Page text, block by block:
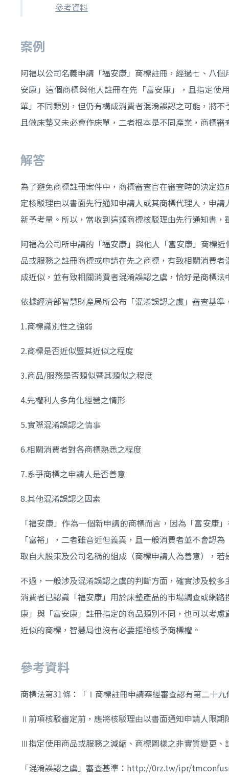
參考資料
案例
阿福以公司名義申請「福安康」商標註冊，經過七、八
安康」這個商標與他人註冊在先「富安康」，且指定使
單」不同類別，但仍有構成消費者混淆誤認之可能，將
且做床墊又未必會作床單，二者根本是不同產業，商標
解答
為了避免商標註冊案件中，商標審查官在審查時的決定
定核駁理由以書面先行通知申請人或其商標代理人，申
新予考量。所以，當收到這類商標核駁理由先行通知書
阿福為公司所申請的「福安康」與他人「富安康」商標
品或服務之註冊商標或申請在先之商標，有致相關消費
成近似，並有致相關消費者混淆誤認之虞，恰好是商標
依據經濟部智慧財產局所公布「混淆誤認之虞」審查基
1.商標識別性之強弱
2.商標是否近似暨其近似之程度
3.商品/服務是否類似暨其類似之程度
4.先權利人多角化經營之情形
5.實際混淆誤認之情事
6.相關消費者對各商標熟悉之程度
7.系爭商標之申請人是否善意
8.其他混淆誤認之因素
「福安康」作為一個新申請的商標而言，因為「富安
「富裕」，二者雖音近但義異，且一般消費者並不會認
取自大股東及公司名稱的組成（商標申請人為善意），
不過，一般涉及混淆誤認之虞的判斷方面，確實涉及較
消費者已認識「福安康」用於床墊產品的市場調查或網
康」與「富安康」註冊指定的商品類別不同，也可以考
近似的商標，智慧局也沒有必要拒絕核予商標權。
參考資料
商標法第31條：「Ⅰ商標註冊申請案經審查認有第二十
Ⅱ前項核駁審定前，應將核駁理由以書面通知申請人限期
Ⅲ指定使用商品或服務之減縮、商標圖樣之非實質變更
「混淆誤認之虞」審查基準：http://0rz.tw/ipr/